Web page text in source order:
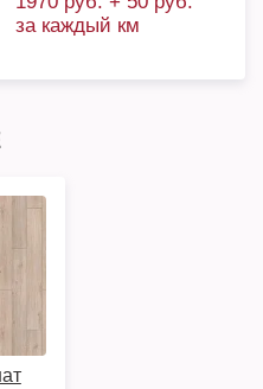
за каждый км